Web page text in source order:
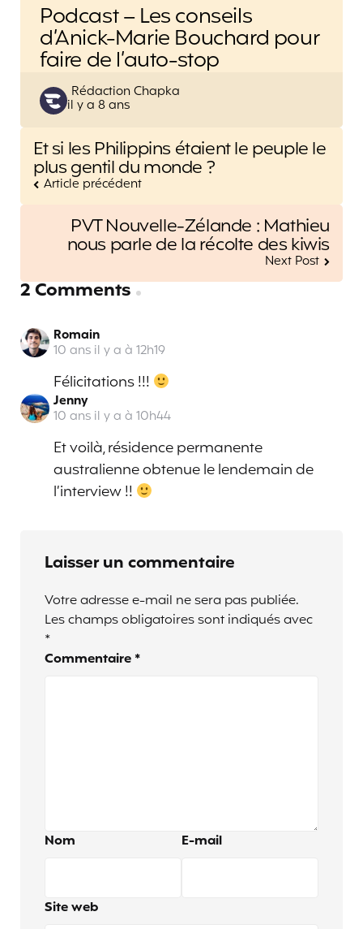
Podcast – Les conseils
d’Anick-Marie Bouchard pour
faire de l’auto-stop
Posted
by
Rédaction Chapka
il y a 8 ans
Post
navigation
Et si les Philippins étaient le peuple le
plus gentil du monde ?
Article précédent
PVT Nouvelle-Zélande : Mathieu
nous parle de la récolte des kiwis
Next Post
2 Comments
Romain
10 ans il y a à 12h19
Félicitations !!!
Jenny
10 ans il y a à 10h44
Et voilà, résidence permanente
australienne obtenue le lendemain de
l’interview !!
Laisser un commentaire
Votre adresse e-mail ne sera pas publiée.
Les champs obligatoires sont indiqués avec
*
Commentaire *
Nom E-mail
Site web